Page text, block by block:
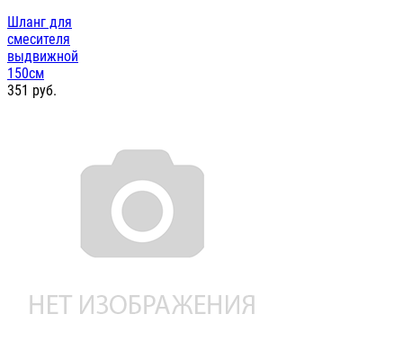
Шланг для
смесителя
выдвижной
150см
351 руб.